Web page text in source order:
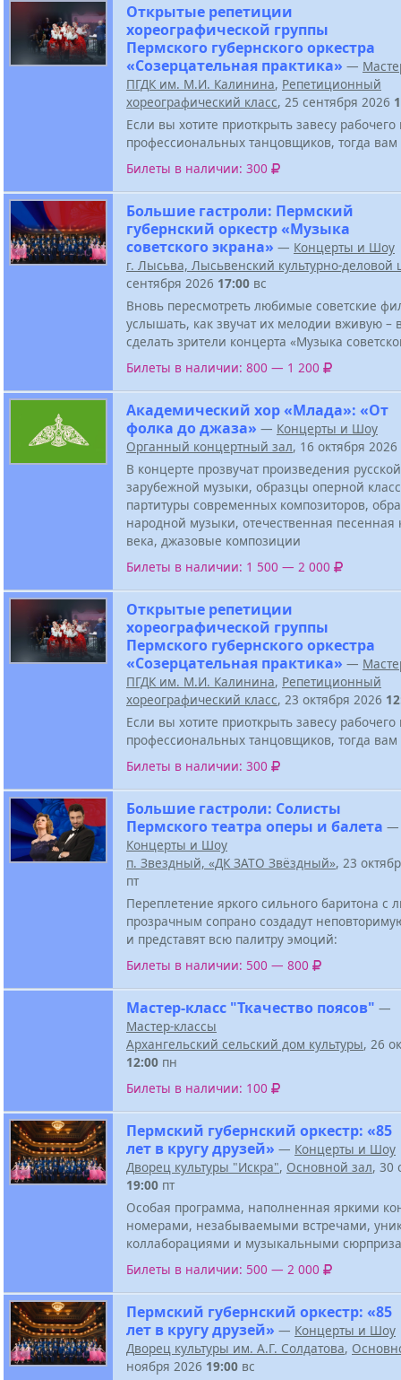
Открытые репетиции
хореографической группы
Пермского губернского оркестра
«Созерцательная практика» —
ПГДК им. М.И. Калинина, Репетиционный
хореографический класс, 25 сентября 2026
Если вы хотите приоткрыть завесу рабочего
профессиональных танцовщиков, тогда
Билеты в наличии: 300
Большие гастроли: Пермский
губернский оркестр «Музыка
советского экрана» — Концерты и Шоу
г. Лысьва, Лысьвенский культурно-деловой
сентября 2026 17:00 вс
Вновь пересмотреть любимые советские
услышать, как звучат их мелодии вживую –
сделать зрители концерта «Музыка
Билеты в наличии: 800 — 1 200
Академический хор «Млада»: «От
фолка до джаза» — Концерты и Шоу
Органный концертный зал, 16 октября 2026
В концерте прозвучат произведения
зарубежной музыки, образцы оперной
партитуры современных композиторов,
народной музыки, отечественная песенная
века, джазовые композиции
Билеты в наличии: 1 500 — 2 000
Открытые репетиции
хореографической группы
Пермского губернского оркестра
«Созерцательная практика» —
ПГДК им. М.И. Калинина, Репетиционный
хореографический класс, 23 октября 2026
Если вы хотите приоткрыть завесу рабочего
профессиональных танцовщиков, тогда
Билеты в наличии: 300
Большие гастроли: Солисты
Пермского театра оперы и балета —
Концерты и Шоу
п. Звездный, «ДК ЗАТО Звёздный», 23
пт
Переплетение яркого сильного баритона с
прозрачным сопрано создадут
и представят всю палитру эмоций:
Билеты в наличии: 500 — 800
Мастер-класс "Ткачество поясов" —
Мастер-классы
Архангельский сельский дом культуры, 26
12:00 пн
Билеты в наличии: 100
Пермский губернский оркестр: «85
лет в кругу друзей» — Концерты и Шоу
Дворец культуры "Искра", Основной зал, 30
19:00 пт
Особая программа, наполненная яркими
номерами, незабываемыми встречами,
коллаборациями и музыкальными
Билеты в наличии: 500 — 2 000
Пермский губернский оркестр: «85
лет в кругу друзей» — Концерты и Шоу
Дворец культуры им. А.Г. Солдатова,
ноября 2026 19:00 вс